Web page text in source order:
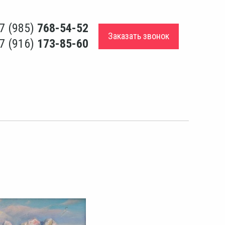
(985) 768-54-52
(916) 173-85-60
Заказать звонок